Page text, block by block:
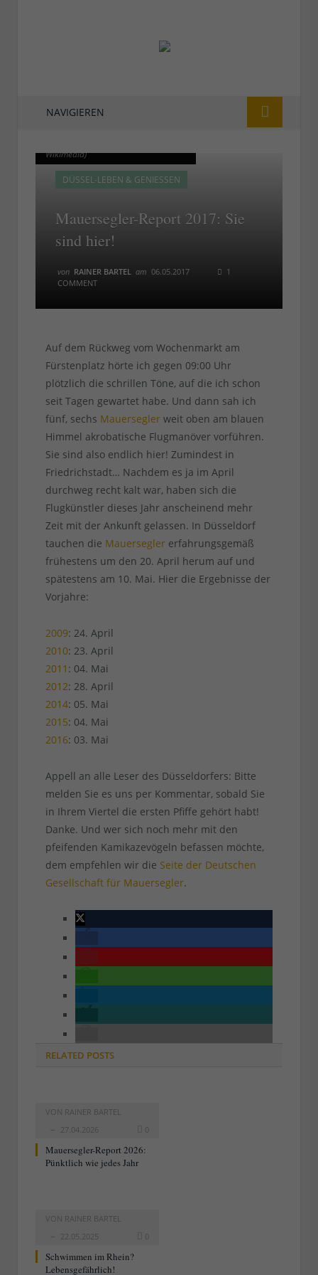
NAVIGIEREN
Wikimedia)
DÜSSEL-LEBEN & GENIESSEN
Mauersegler-Report 2017: Sie
sind hier!
von RAINER BARTEL am 06.05.2017
1
COMMENT
Wikimedia)
Auf dem Rückweg vom Wochenmarkt am
Fürstenplatz hörte ich gegen 09:00 Uhr
plötzlich die schrillen Töne, auf die ich schon
seit Tagen gewartet habe. Und dann sah ich
fünf, sechs Mauerseglerweit oben am blauen
Himmel akrobatische Flugmanöver vorführen.
Sie sind also endlich hier! Zumindest in
Friedrichstadt… Nachdem es ja im April
durchweg recht kalt war, haben sich die
Flugkünstler dieses Jahr anscheinend mehr
Zeit mit der Ankunft gelassen. In Düsseldorf
tauchen die Mauerseglererfahrungsgemäß
frühestens um den 20. April herum auf und
spätestens am 10. Mai. Hier die Ergebnisse der
Vorjahre:
2009: 24. April
2010: 23. April
2011 : 04. Mai
2012: 28. April
2014: 05. Mai
2015: 04. Mai
2016: 03. Mai
Appell an alle Leser des Düsseldorfers: Bitte
melden Sie es uns per Kommentar, sobald Sie
in Ihrem Viertel die ersten Pfiffe gehört habt!
Danke. Und wer sich noch mehr mit den
pfeifenden Kamikazevögeln befassen möchte,
dem empfehlen wir die Seite der Deutschen
Gesellschaft für Mauersegler.
RELATED POSTS
VON RAINER BARTEL
27.04.2026
0
Mauersegler-Report 2026:
Pünktlich wie jedes Jahr
VON RAINER BARTEL
22.05.2025
0
Schwimmen im Rhein?
Lebensgefährlich!